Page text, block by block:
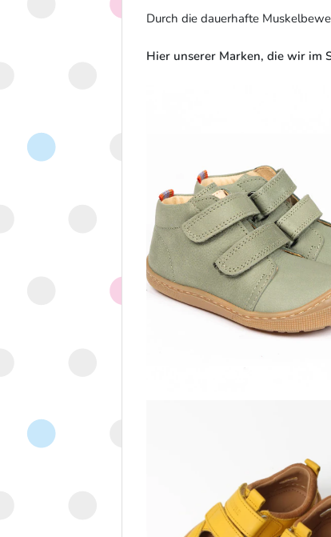
Durch die dauerhafte
Hier unserer Marken, die wir im